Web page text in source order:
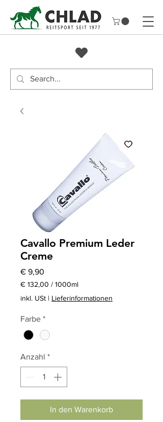
Cavallo Premium Leder
Creme
€ 9,90
€ 132,00 / 1000ml
€ 132,00
Milliliter
inkl. USt | Lieferinformationen
Farbe *
Anzahl *
In den Warenkorb